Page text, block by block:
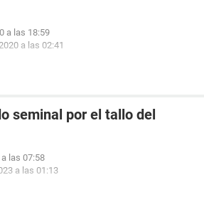
a las 18:59
a las 02:41
seminal por el tallo del
las 07:58
a las 01:13